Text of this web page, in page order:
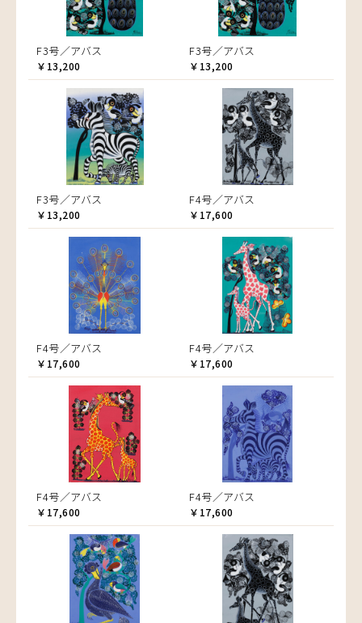
F3号／アバス
￥13,200
F3号／アバス
￥13,200
F3号／アバス
￥13,200
F4号／アバス
￥17,600
F4号／アバス
￥17,600
F4号／アバス
￥17,600
F4号／アバス
￥17,600
F4号／アバス
￥17,600